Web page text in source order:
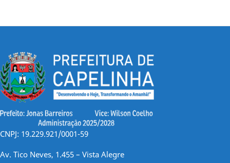
CNPJ: 19.229.921/0001-59
Av. Tico Neves, 1.455 – Vista Alegre